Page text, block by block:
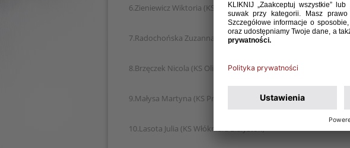
6.Zieniewicz Wiktoria (KS Bronowianka)
7.Radochońska Zuzanna (KS Sztorm Gdańsk)
8.Brzęczek Nicola (KS Olimpia Truskolasy)
9.Małysa Martyna (KS Prądniczanka Kraków)
10.Lasota Julia (KS Włókniarz Białystok)